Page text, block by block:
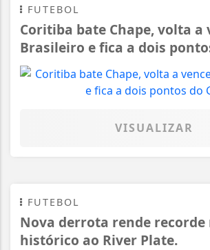
FUTEBOL
Coritiba bate Chape, volta a
Brasileiro e fica a dois
VISUALIZAR
FUTEBOL
Nova derrota rende recorde
histórico ao River Plate.